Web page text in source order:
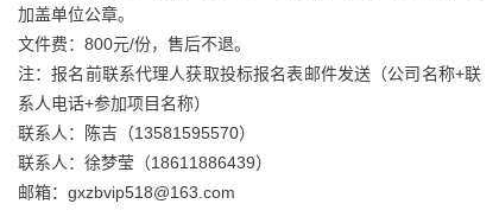
加盖单位公章。
文件费：800元/份，售后不退。
注：报名前联系代理人获取投标报名表邮件发送（公司名称+联
系人电话+参加项目名称）
联系人：陈吉（13581595570）
联系人：徐梦莹（18611886439）
邮箱：gxzbvip518@163.com